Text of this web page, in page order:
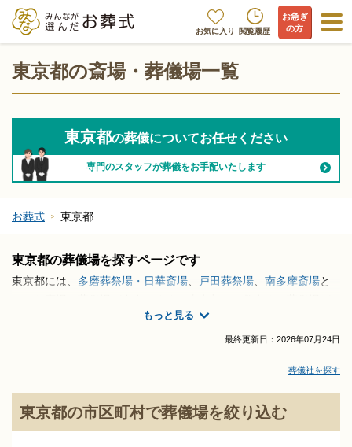
お気に入り 閲覧履歴
お急ぎ
の方
東京都の斎場・葬儀場一覧
東京都の葬儀についてお任せください
専門のスタッフが葬儀をお手配いたします
お葬式 東京都
もっと見る
東京都の葬儀場を探すページです
東京都には、 多磨葬祭場・日華斎場、 戸田葬祭場、 南多摩斎場と
ございます。市区町村が運営する公営式場や火葬場をはじめ、式
場と火葬場が併設した便利な総合斎場（公営、民営あり）など、
モニーホールを探しながら、それぞれの特徴、おすすめの葬儀場
などをご覧ください。「みんなが選んだお葬式」では、斎場やセ
レモニーホールを調査し、それぞれの機能や評価などを掲載。東
京の葬儀場や斎場の申込みの流れなど、ご不明点があれば、些細
最終更新日： 2026年07月24日
葬儀社を探す
東京都の市区町村で葬儀場を絞り込む